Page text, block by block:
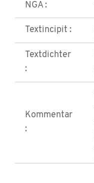
NGA :
Textincipit :
Textdichter
:
Kommentar
: